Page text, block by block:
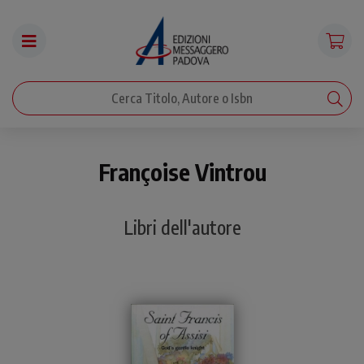
Françoise Vintrou
Libri dell'autore